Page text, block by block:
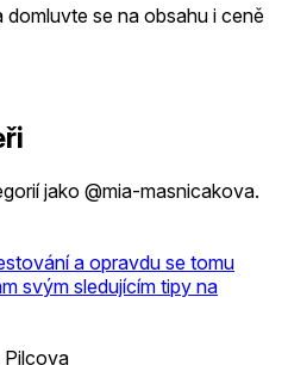
se na obsahu i ceně
jako @mia-masnicakova.
a opravdu se tomu
svým sledujícím tipy na
Pilcova